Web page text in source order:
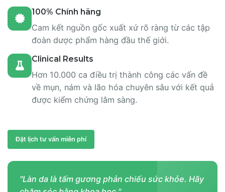
"Làn da là tấm gương phản chiếu sức khỏe. Hãy
100% Chính hãng
Cam kết nguồn gốc xuất xứ rõ ràng từ các tập
đoàn dược phẩm hàng đầu thế giới.
Clinical Results
Hơn 10.000 ca điều trị thành công các vấn đề
về mụn, nám và lão hóa chuyên sâu với kết quả
được kiểm chứng lâm sàng.
Đặt lịch tư vấn miễn phí